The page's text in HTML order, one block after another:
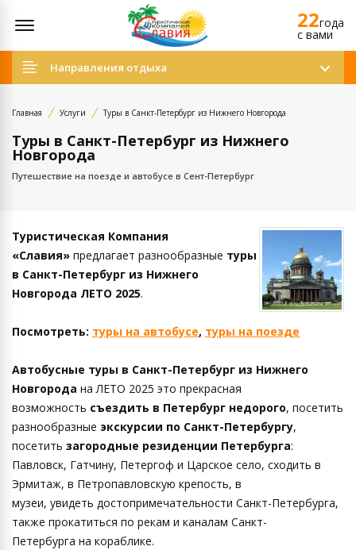
22года
c вами
Направления отдыха
Главная Услуги Туры в Санкт-Петербург из Нижнего Новгорода
Туры в Санкт-Петербург из Нижнего
Новгорода
Путешествие на поезде и автобусе в Сент-Петербург
Туристическая Компания
«Славия» предлагает разнообразные туры
в Санкт-Петербург из Нижнего
Новгорода ЛЕТО 2025.
Посмотреть: туры на автобусе, туры на поезде
Автобусные туры в Санкт-Петербург из Нижнего
Новгорода на ЛЕТО 2025 это прекрасная
возможность съездить в Петербург недорого, посетить
разнообразные экскурсии по Санкт-Петербургу,
посетить загородные резиденции Петербурга:
Павловск, Гатчину, Петергоф и Царское село, сходить в
Эрмитаж, в Петропавловскую крепость, в
музеи, увидеть достопримечательности Санкт-Петербурга,
также прокатиться по рекам и каналам Санкт-
Петербурга на кораблике.